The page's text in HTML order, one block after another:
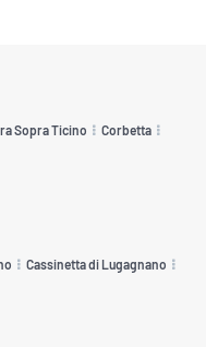
Sopra Ticino Corbetta
Cassinetta di Lugagnano